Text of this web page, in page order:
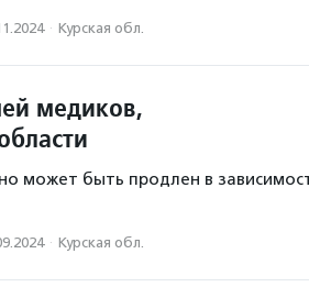
· Курская обл.
медиков,
может быть продлен в
· Курская обл.